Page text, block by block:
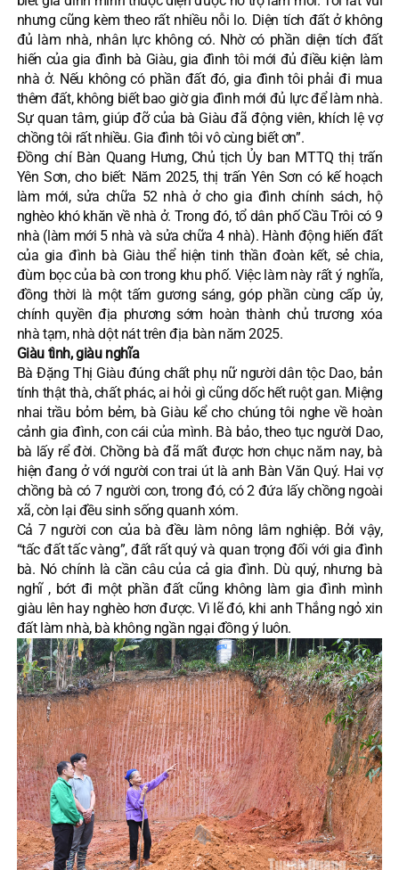
nhưng cũng kèm theo rất nhiều nỗi lo. Diện tích đất ở không
đủ làm nhà, nhân lực không có. Nhờ có phần diện tích đất
hiến của gia đình bà Giàu, gia đình tôi mới đủ điều kiện làm
nhà ở. Nếu không có phần đất đó, gia đình tôi phải đi mua
thêm đất, không biết bao giờ gia đình mới đủ lực để làm nhà.
Sự quan tâm, giúp đỡ của bà Giàu đã động viên, khích lệ vợ
chồng tôi rất nhiều. Gia đình tôi vô cùng biết ơn”.
Đồng chí Bàn Quang Hưng, Chủ tịch Ủy ban MTTQ thị trấn
Yên Sơn, cho biết: Năm 2025, thị trấn Yên Sơn có kế hoạch
làm mới, sửa chữa 52 nhà ở cho gia đình chính sách, hộ
nghèo khó khăn về nhà ở. Trong đó, tổ dân phố Cầu Trôi có 9
nhà (làm mới 5 nhà và sửa chữa 4 nhà). Hành động hiến đất
của gia đình bà Giàu thể hiện tinh thần đoàn kết, sẻ chia,
đùm bọc của bà con trong khu phố. Việc làm này rất ý nghĩa,
đồng thời là một tấm gương sáng, góp phần cùng cấp ủy,
chính quyền địa phương sớm hoàn thành chủ trương xóa
nhà tạm, nhà dột nát trên địa bàn năm 2025.
Giàu tình, giàu nghĩa
Bà Đặng Thị Giàu đúng chất phụ nữ người dân tộc Dao, bản
tính thật thà, chất phác, ai hỏi gì cũng dốc hết ruột gan. Miệng
nhai trầu bỏm bẻm, bà Giàu kể cho chúng tôi nghe về hoàn
cảnh gia đình, con cái của mình. Bà bảo, theo tục người Dao,
bà lấy rể đời. Chồng bà đã mất được hơn chục năm nay, bà
hiện đang ở với người con trai út là anh Bàn Văn Quý. Hai vợ
chồng bà có 7 người con, trong đó, có 2 đứa lấy chồng ngoài
xã, còn lại đều sinh sống quanh xóm.
Cả 7 người con của bà đều làm nông lâm nghiệp. Bởi vậy,
“tấc đất tấc vàng”, đất rất quý và quan trọng đối với gia đình
bà. Nó chính là cần câu của cả gia đình. Dù quý, nhưng bà
nghĩ , bớt đi một phần đất cũng không làm gia đình mình
giàu lên hay nghèo hơn được. Vì lẽ đó, khi anh Thắng ngỏ xin
đất làm nhà, bà không ngần ngại đồng ý luôn.